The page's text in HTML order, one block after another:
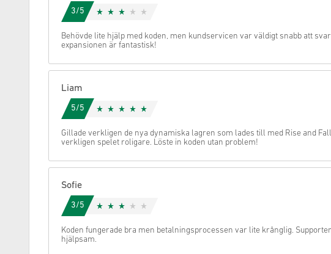
Avbryt
3/5
Behövde lite hjälp med koden, men kundservicen var väldigt snabb att
expansionen är fantastisk!
Liam
5/5
Gillade verkligen de nya dynamiska lagren som lades till med Rise and
verkligen spelet roligare. Löste in koden utan problem!
Sofie
3/5
Koden fungerade bra men betalningsprocessen var lite krånglig.
hjälpsam.